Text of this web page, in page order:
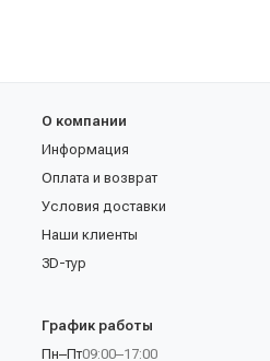
О компании
Информация
Оплата и возврат
Условия доставки
Наши клиенты
3D-тур
График работы
Пн–Пт09:00–17:00